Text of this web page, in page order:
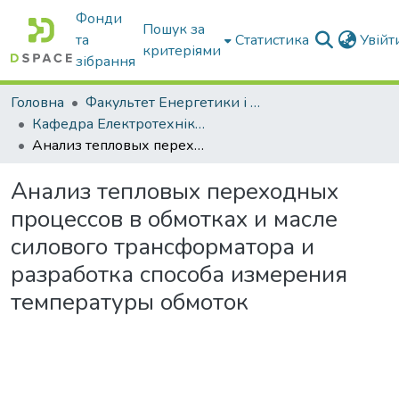
Фонди
та
зібрання
Пошук за
критеріями
Статистика
Головна
Факультет Енергетики і комп'ютерних технологій
Кафедра Електротехніки і електромеханіки ім. проф. В.В. Овчарова
Анализ тепловых переходных процессов в обмотках и масле силового трансформатора и разработка способа измерения температуры обмоток
Анализ тепловых переходных
процессов в обмотках и масле
силового трансформатора и
разработка способа измерения
температуры обмоток